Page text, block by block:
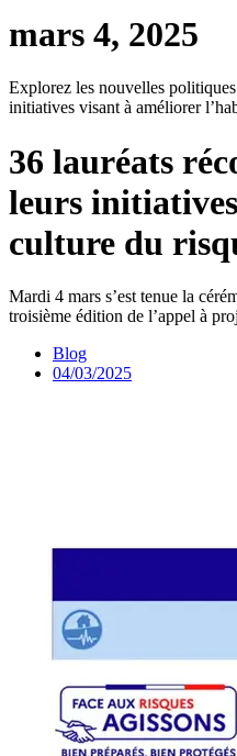
mars 4, 2025
Explorez les nouvelles
initiatives visant à améliorer
36 lauréats
leurs
culture du
Mardi 4 mars s’est tenue la
troisième édition de l’appel à
Blog
04/03/2025